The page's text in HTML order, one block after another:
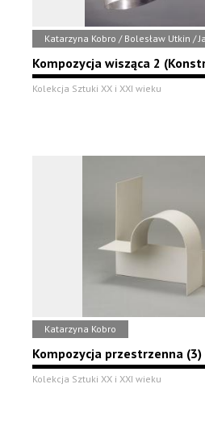
Katarzyna Kobro / Bolesław Utkin /
Kompozycja wisząca 2
Kolekcja Sztuki XX i XXI wieku
Katarzyna Kobro
Kompozycja przestrzenna (3)
Kolekcja Sztuki XX i XXI wieku